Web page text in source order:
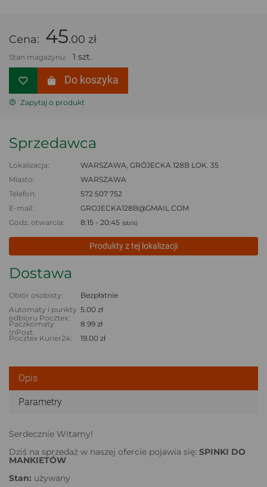
Cena: 45.00 zł
Stan magazynu: 1 szt.
Do koszyka
Zapytaj o produkt
Sprzedawca
Lokalizacja:
WARSZAWA, GRÓJECKA 128B LOK. 35
Miasto:
WARSZAWA
Telefon:
572 507 752
E-mail:
GROJECKA128B@GMAIL.COM
Godz. otwarcia:
8:15 - 20:45 (dziś)
Produkty z tej lokalizacji
Dostawa
Obiór osobisty:
Bezpłatnie
Automaty i punkty
odbioru Pocztex:
5.00 zł
Paczkomaty
InPost:
8.99 zł
Pocztex Kurier24:
19.00 zł
Opis
Parametry
Serdecznie Witamy!
Dziś na sprzedaż w naszej ofercie pojawia się: SPINKI DO
MANKIETÓW
Stan: używany